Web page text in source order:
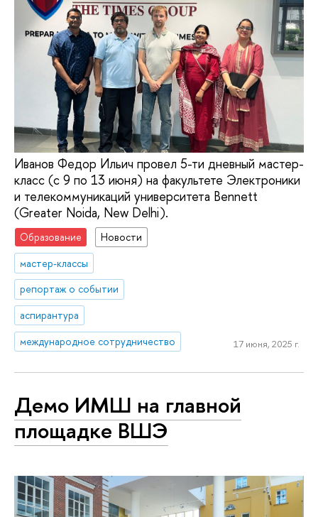
Иванов Федор Ильич провел 5-ти дневный мастер-
класс (с 9 по 13 июня) на факультете Электроники
и телекоммуникаций университета Bennett
(Greater Noida, New Delhi).
Образование
Новости
мастер-классы
репортаж о событии
аспирантура
международное сотрудничество
17 июня, 2025 г.
Демо ИМШ на главной
площадке ВШЭ